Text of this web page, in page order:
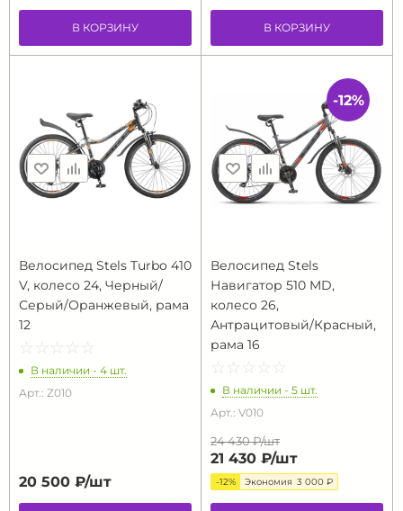
В КОРЗИНУ В КОРЗИНУ
Велосипед Stels Turbo 410
V, колесо 24, Черный/
Серый/Оранжевый, рама
12
☆ ☆ ☆ ☆ ☆
★ ★ ★ ★ ★
В наличии - 4 шт.
Арт.: Z010
20 500 ₽/шт
Велосипед Stels
Навигатор 510 MD,
колесо 26,
Антрацитовый/Красный,
рама 16
☆ ☆ ☆ ☆ ☆
★ ★ ★ ★ ★
В наличии - 5 шт.
Арт.: V010
24 430 ₽/шт
21 430 ₽/шт
-12% Экономия 3 000 ₽
-12%